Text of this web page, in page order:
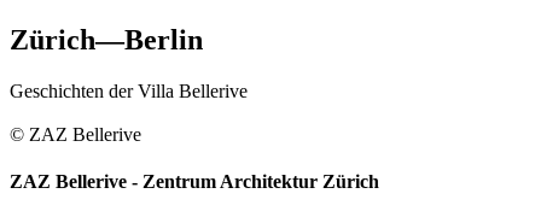
Zürich—Berlin
Geschichten der Villa Bellerive
© ZAZ Bellerive
ZAZ Bellerive - Zentrum Architektur Zürich